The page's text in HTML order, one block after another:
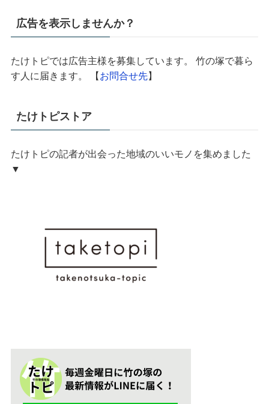
広告を表示しませんか？
たけトピでは広告主様を募集しています。 竹の塚で暮ら
す人に届きます。 【お問合せ先】
たけトピストア
たけトピの記者が出会った地域のいいモノを集めました
▼